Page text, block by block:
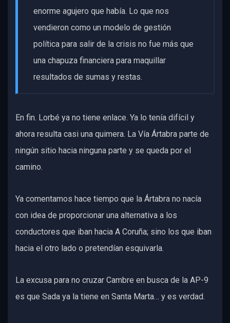
enorme agujero que había. Lo que nos
vendieron como un modelo de gestión
política para salir de la crisis no fue más que
una chapuza financiera para maquillar
resultados de sumas y restas.
En fin. Lorbé ya no tiene enlace. Ya lo tenía difícil y
ahora resulta casi una quimera. La Vía Ártabra parte de
ningún sitio hacia ninguna parte y se queda por el
camino.
Ya comentamos hace tiempo que la Ártabra no nacía
con idea de proporcionar una alternativa a los
conductores que iban hacia A Coruña; sino los que iban
hacia el otro lado o pretendían esquivarla.
La excusa para no cruzar Cambre en busca de la AP-9
es que Sada ya la tiene en Santa Marta… y es verdad.